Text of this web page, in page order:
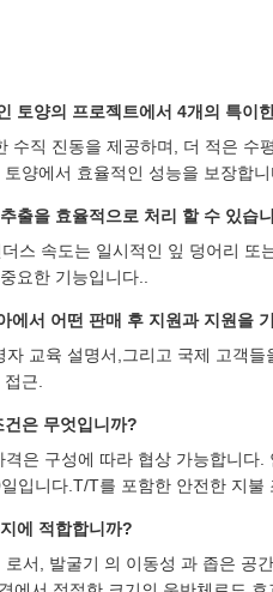
토양의 프로젝트에서 4개의 특이
수직 진동을 제공하며, 더 적은 수
양에서 효율적인 성능을 보장합
출을 효율적으로 처리 할 수 있습
스 속도는 일시적인 잎 덩어리 또
요한 기능입니다..
에서 어떤 판매 후 지원과 지원을
교육 설명서,그리고 국제 고객
근.
은 무엇입니까?
은 구성에 따라 협상 가능합니다
입니다.T/T를 포함한 안전한 지불
에 적합합니까?
서, 발굴기 의 이동성 과 좁은 공